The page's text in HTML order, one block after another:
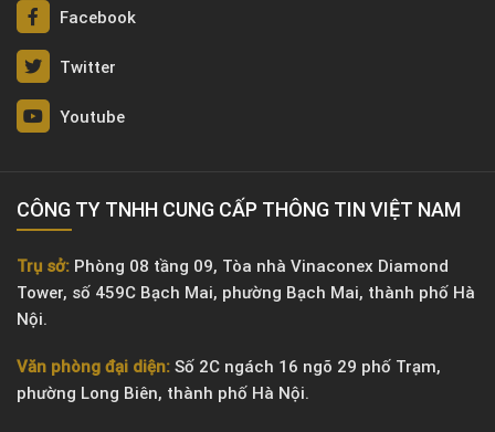
Facebook
Twitter
Youtube
CÔNG TY TNHH CUNG CẤP THÔNG TIN VIỆT NAM
Trụ sở: Phòng 08 tầng 09, Tòa nhà Vinaconex Diamond
Tower, số 459C Bạch Mai, phường Bạch Mai, thành phố Hà
Nội.
Văn phòng đại diện: Số 2C ngách 16 ngõ 29 phố Trạm,
phường Long Biên, thành phố Hà Nội.